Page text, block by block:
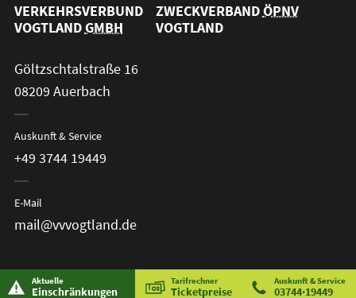
Aktuelle
Einschränkungen
Tarifrechner
Ticketpreise
Auskunft & Service
03744·19449
VERKEHRSVERBUND
VOGTLANDGMBH
ZWECKVERBANDÖPNV
VOGTLAND
Göltzschtalstraße 16
08209 Auerbach
Auskunft & Service
+49 3744 19449
E-Mail
mail@vvvogtland.de